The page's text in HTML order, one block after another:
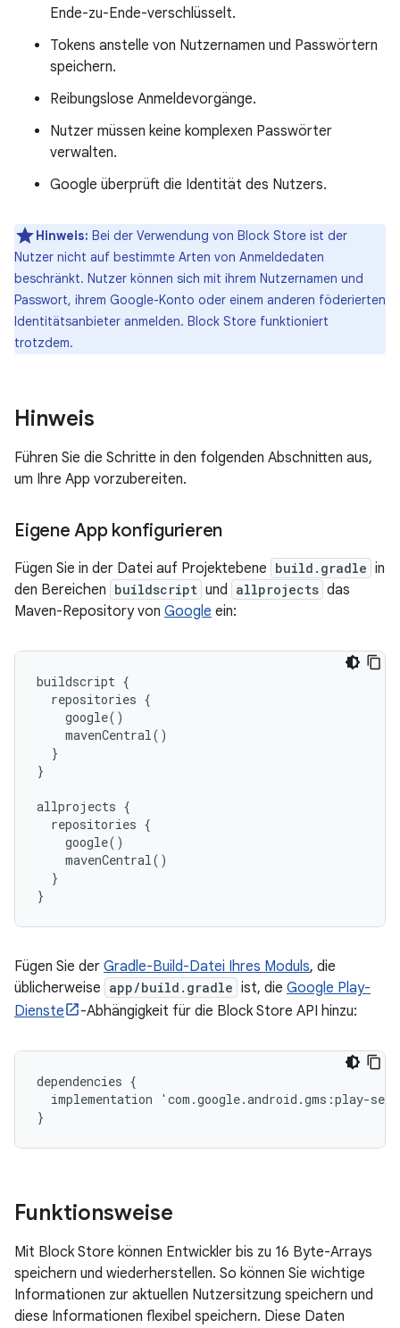
Ende-zu-Ende-verschlüsselt.
Tokens anstelle von Nutzernamen und Passwörtern
speichern.
Reibungslose Anmeldevorgänge.
Nutzer müssen keine komplexen Passwörter
verwalten.
Google überprüft die Identität des Nutzers.
Hinweis: Bei der Verwendung von Block Store ist der
Nutzer nicht auf bestimmte Arten von Anmeldedaten
beschränkt. Nutzer können sich mit ihrem Nutzernamen und
Passwort, ihrem Google-Konto oder einem anderen föderierten
Identitätsanbieter anmelden. Block Store funktioniert
trotzdem.
Hinweis
Führen Sie die Schritte in den folgenden Abschnitten aus,
um Ihre App vorzubereiten.
Eigene App konfigurieren
Fügen Sie in der Datei auf Projektebene build.gradle in
den Bereichen buildscript und allprojects das
Maven-Repository von Google ein:
buildscript {
  repositories {
    google()
    mavenCentral()
  }
}
allprojects {
  repositories {
    google()
    mavenCentral()
  }
Fügen Sie der Gradle-Build-Datei Ihres Moduls, die
üblicherweise app/build.gradle ist, die Google Play-
Dienste
-Abhängigkeit für die Block Store API hinzu:
dependencies {
implementation
' com .google.android .gms :play-
}
Funktionsweise
Mit Block Store können Entwickler bis zu 16 Byte-Arrays
speichern und wiederherstellen. So können Sie wichtige
Informationen zur aktuellen Nutzersitzung speichern und
diese Informationen flexibel speichern. Diese Daten